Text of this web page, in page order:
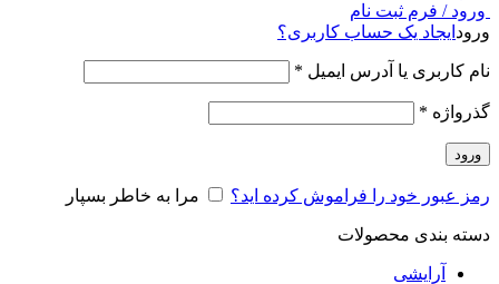
ورود / فرم ثبت نام
ورود ایجاد یک حساب کاربری؟
نام کاربری یا آدرس ایمیل *
گذرواژه *
ورود
رمز عبور خود را فراموش کرده اید؟ مرا به خاطر بسپار
دسته بندی محصولات
آرایشی